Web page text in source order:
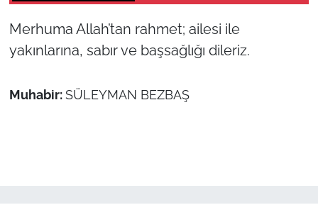
Merhuma Allah’tan rahmet; ailesi ile
yakınlarına, sabır ve başsağlığı dileriz.
Muhabir: SÜLEYMAN BEZBAŞ
Genel